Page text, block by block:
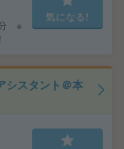
分 ※
気になる!
シスタント＠本